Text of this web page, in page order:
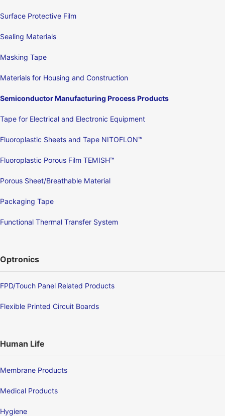
Surface Protective Film
Sealing Materials
Masking Tape
Materials for Housing and Construction
Semiconductor Manufacturing Process Products
Tape for Electrical and Electronic Equipment
Fluoroplastic Sheets and Tape NITOFLON™
Fluoroplastic Porous Film TEMISH™
Porous Sheet/Breathable Material
Packaging Tape
Functional Thermal Transfer System
Optronics
FPD/Touch Panel Related Products
Flexible Printed Circuit Boards
Human Life
Membrane Products
Medical Products
Hygiene